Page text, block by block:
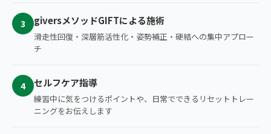
3 giversメソッドGIFTによる施術
滑走性回復・深層筋活性化・姿勢補正・硬結への集中アプロー
チ
4 セルフケア指導
練習中に気をつけるポイントや、日常でできるリセットトレー
ニングをお伝えします